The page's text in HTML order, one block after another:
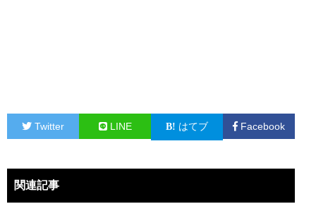
Twitter LINE はてブ Facebook
関連記事